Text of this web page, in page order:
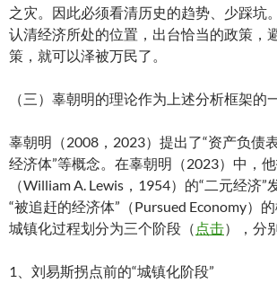
之灾。因此必须看清历史的趋势、少踩坑
认清经济所处的位置，出台恰当的政策，
策，就可以泽被万民了。
（三）辜朝明的理论作为上述分析框架的
辜朝明（2008，2023）提出了“资产负债
经济体”等概念。在辜朝明（2023）中，
（William A. Lewis，1954）的“二元经济”
“被追赶的经济体”（Pursued Economy）
城镇化过程划分为三个阶段（ 点击），分
1、刘易斯拐点前的“城镇化阶段”